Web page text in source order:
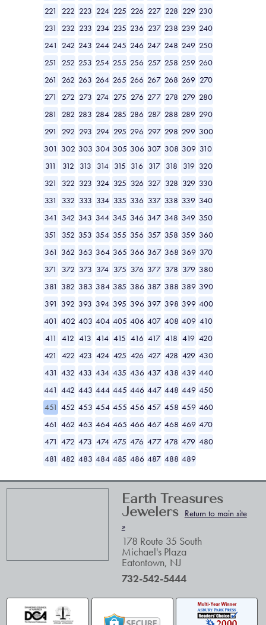
221
222 223 224 225 226 227 228 229 230
231
232 233 234 235 236 237 238 239 240
241
242 243 244 245 246 247 248 249 250
251
252 253 254 255 256 257 258 259 260
261
262 263 264 265 266 267 268 269 270
271
272 273 274 275 276 277 278 279 280
281
282 283 284 285 286 287 288 289 290
291
292 293 294 295 296 297 298 299 300
301 302 303 304 305 306 307 308 309 310
311
312 313 314 315 316 317 318 319 320
321
322 323 324 325 326 327 328 329 330
331
332 333 334 335 336 337 338 339 340
341
342 343 344 345 346 347 348 349 350
351
352 353 354 355 356 357 358 359 360
361 362 363 364 365 366 367 368 369 370
371
372 373 374 375 376 377 378 379 380
381 382 383 384 385 386 387 388 389 390
391 392 393 394 395 396 397 398 399 400
401 402 403 404 405 406 407 408 409 410
411
412 413 414 415 416 417 418 419 420
421
422 423 424 425 426 427 428 429 430
431 432 433 434 435 436 437 438 439 440
441 442 443 444 445 446 447 448 449 450
451 452 453 454 455 456 457 458 459 460
461 462 463 464 465 466 467 468 469 470
471 472 473 474 475 476 477 478 479 480
481 482 483 484 485 486 487 488 489
Earth Treasures
Jewelers Return to main site
»
178 Route 35 South
Michael's Plaza
Eatontown, NJ
732-542-5444